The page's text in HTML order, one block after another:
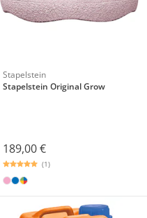
Stapelstein
Stapelstein Original Grow
189,00 €
(1)